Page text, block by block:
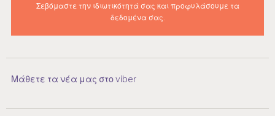
Σεβόμαστε την ιδιωτικότητά σας και προφυλάσουμε τα
δεδομένα σας.
Μάθετε τα νέα μας στο viber